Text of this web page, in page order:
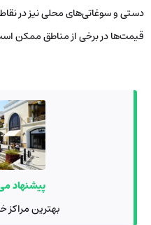
دستی و سوغاتی‌های محلی نیز در
قیمت‌ها در برخی از مناطق ممکن است
پیشنهاد
بهترین مراکز